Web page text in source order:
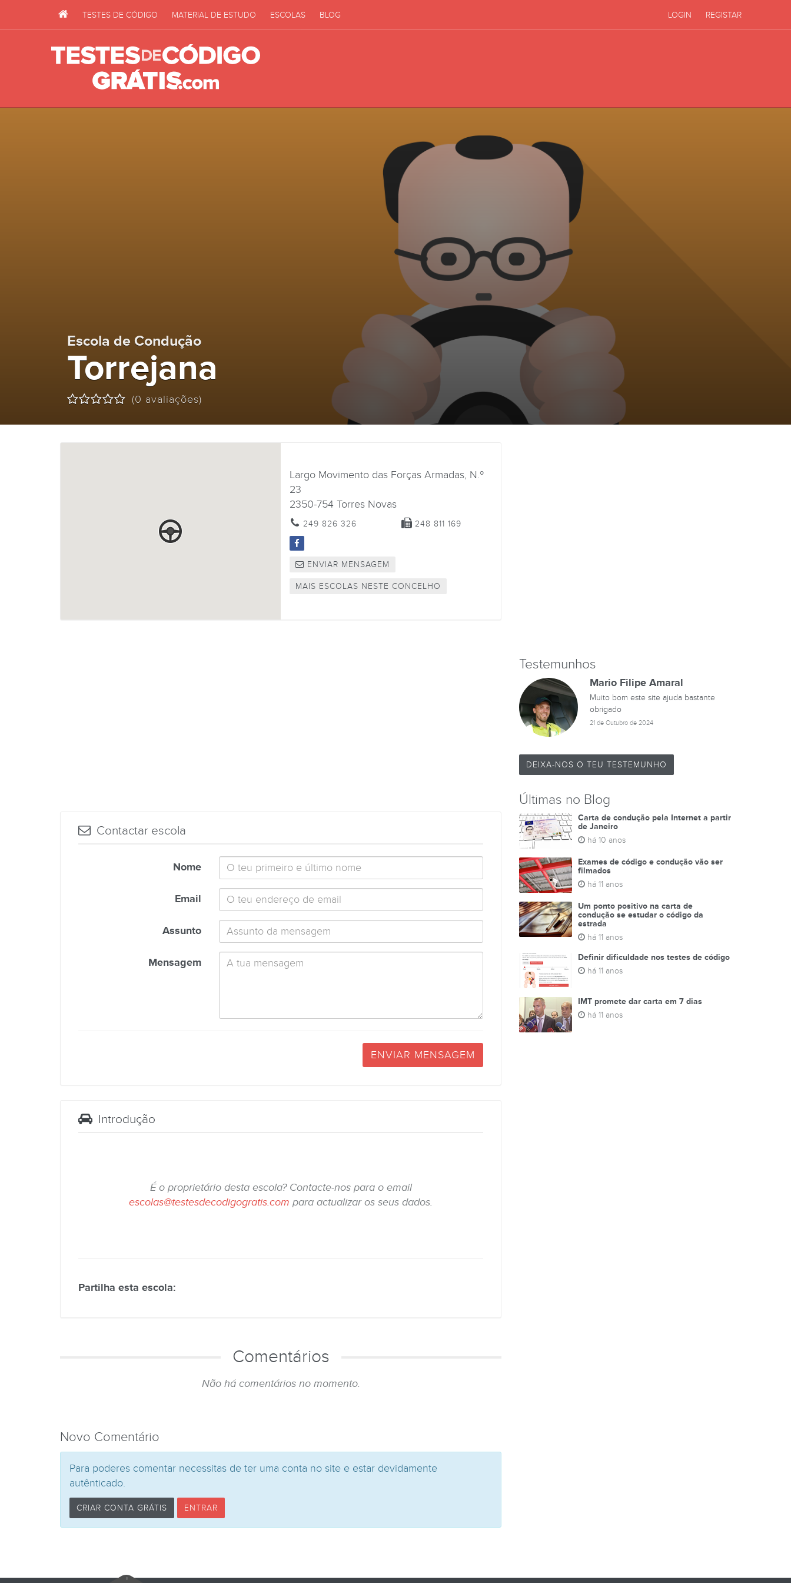
TESTES DE CÓDIGO MATERIAL DE ESTUDO ESCOLAS BLOG LOGIN REGISTAR
Escola de Condução
Torrejana
(0 avaliações)
Largo Movimento das Forças Armadas, N.º
23
2350-754 Torres Novas
249 826 326 248 811 169
ENVIAR MENSAGEM
MAIS ESCOLAS NESTE CONCELHO
Contactar escola
Nome
Email
Assunto
Mensagem
ENVIAR MENSAGEM
Introdução
É o proprietário desta escola? Contacte-nos para o email
escolas@testesdecodigogratis.com para actualizar os seus dados.
Partilha esta escola:
Comentários
Não há comentários no momento.
Novo Comentário
Para poderes comentar necessitas de ter uma conta no site e estar devidamente
autênticado.
CRIAR CONTA GRÁTIS ENTRAR
Testemunhos
Mario Filipe Amaral
Muito bom este site ajuda bastante
obrigado
21 de Outubro de 2024
DEIXA-NOS O TEU TESTEMUNHO
Últimas no Blog
Carta de condução pela Internet a partir
de Janeiro
há 10 anos
Exames de código e condução vão ser
filmados
há 11 anos
Um ponto positivo na carta de
condução se estudar o código da
estrada
há 11 anos
Definir dificuldade nos testes de código
há 11 anos
IMT promete dar carta em 7 dias
há 11 anos